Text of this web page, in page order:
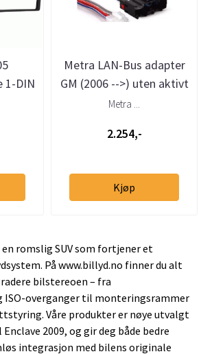
1-DIN
>)
Metra LAN-Bus adapter
GM (2006 -->) uten aktivt
system
Metra ...
2.254,-
Kjøp
en romslig SUV som fortjener et
På www.billyd.no finner du alt
bilstereoen – fra
ISO-overganger til monteringsrammer
Våre produkter er nøye utvalgt
2009, og gir deg både bedre
integrasjon med bilens originale